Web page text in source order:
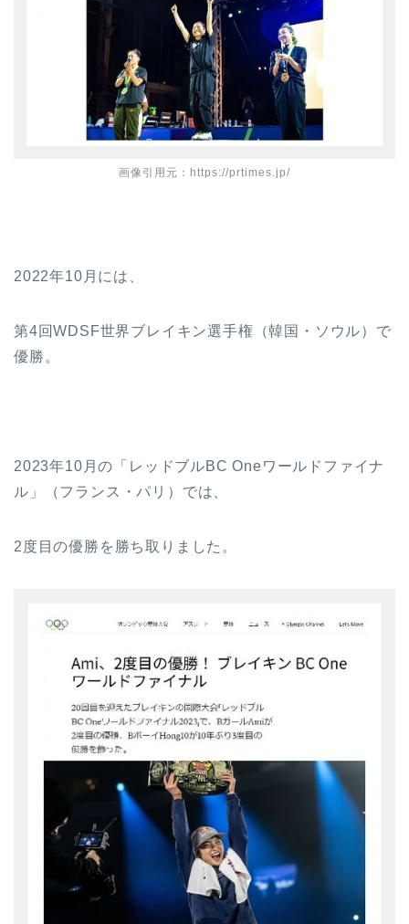
画像引用元：https://prtimes.jp/
2022年10月には、
第4回WDSF世界ブレイキン選手権（韓国・ソウル）で
優勝。
2023年10月の「レッドブルBC Oneワールドファイナ
ル」（フランス・パリ）では、
2度目の優勝を勝ち取りました。